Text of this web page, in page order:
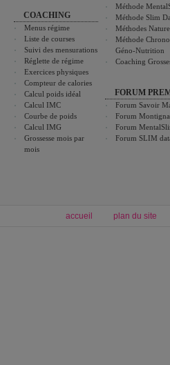
COACHING
Menus régime
Liste de courses
Suivi des mensurations
Réglette de régime
Exercices physiques
Compteur de calories
Calcul poids idéal
Calcul IMC
Courbe de poids
Calcul IMG
Grossesse mois par
mois
Méthode
Méthode Slim
Méthodes
Méthode
Géno-Nutrition
Coaching
FORUM
Forum Savoir
Forum
Forum
Forum SLIM
accueil plan du site